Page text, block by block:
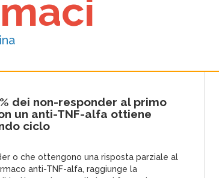
dei non-responder al primo
un anti-TNF-alfa ottiene
ciclo
o che ottengono una risposta parziale al
anti-TNF-alfa, raggiunge la